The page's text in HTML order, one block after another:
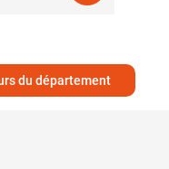
du département